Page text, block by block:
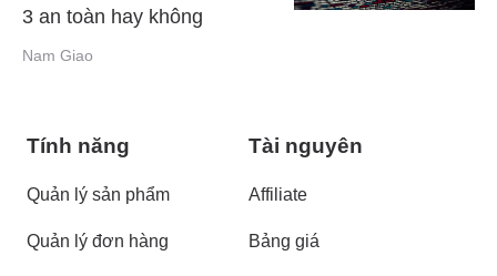
3 an toàn hay không
Nam Giao
Tính năng
Quản lý sản phẩm
Quản lý đơn hàng
Tài nguyên
Affiliate
Bảng giá